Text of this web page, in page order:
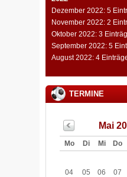
Dezember 2022: 5
November 2022: 2
Oktober 2022: 3
September 2022: 5
August 2022: 4
TERMINE
Mai
Mo Di Mi Do
04
05 06 07